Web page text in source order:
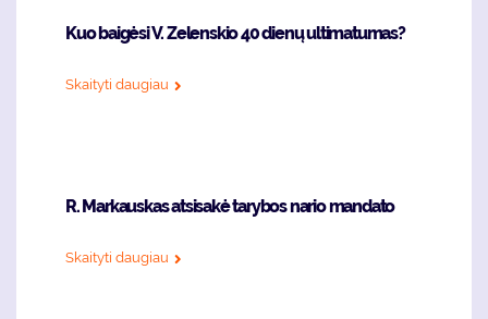
Kuo baigėsi V. Zelenskio 40 dienų ultimatumas?
Skaityti daugiau
R. Markauskas atsisakė tarybos nario mandato
Skaityti daugiau